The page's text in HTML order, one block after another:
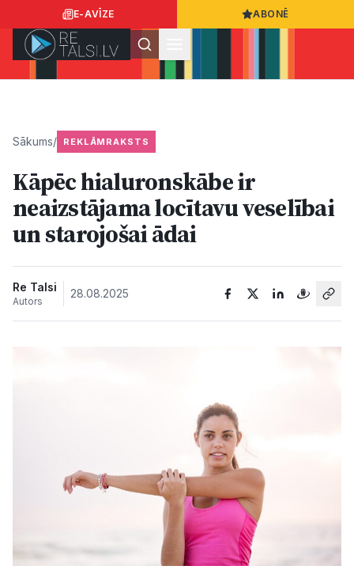
E-AVĪZE ABONĒ
Ziņas
Sabiedrība
Video
Vieta
Sākums/ REKLĀMRAKSTS
Kāpēc hialuronskābe ir
neaizstājama locītavu veselībai
un starojošai ādai
Re Talsi
Autors
28.08.2025